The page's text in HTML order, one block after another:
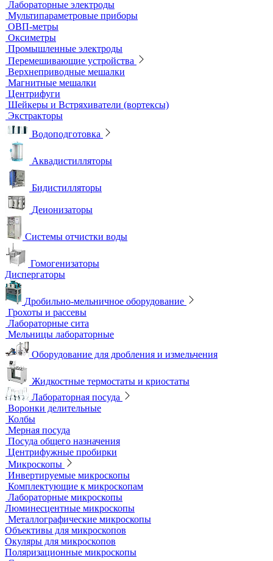
Термометры лабораторные
Титраторы
Ультразвуковые ванны и мойки
Устройства для сушки посуды
Холодильники лабораторные
Шкафы общелабораторные
Штативы лабораторные
Электрохимическое оборудование
pH-метры
Иономеры
Кислородомеры
Кондуктометры
Лабораторные электроды
Мультипараметровые приборы
ОВП-метры
Оксиметры
Промышленные электроды
Перемешивающие устройства
Верхнеприводные мешалки
Магнитные мешалки
Центрифуги
Шейкеры и Встряхиватели (вортексы)
Экстракторы
Водоподготовка
Бидистилляторы
Системы отчистки воды
Гомогенизаторы
Диспергаторы
Дробильно-мельничное оборудование
Грохоты и рассевы
Лабораторные сита
Мельницы лабораторные
Оборудование для дробления и измельчения
Жидкостные термостаты и криостаты
Лабораторная посуда
Воронки делительные
Колбы